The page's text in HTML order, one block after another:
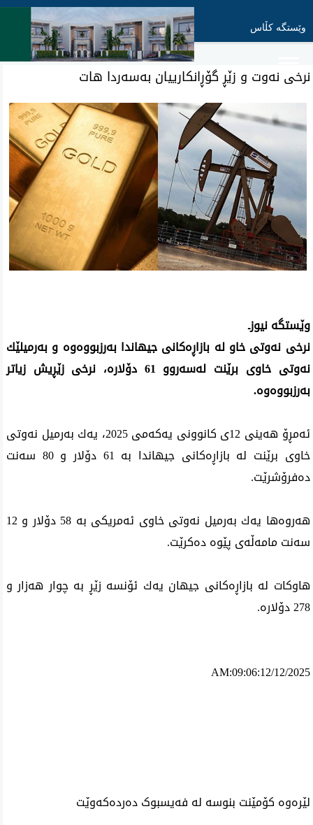
وێستگە کڵاس
نرخی نه‌وت و زێڕ گۆڕانكارییان به‌سه‌ردا هات
‌وێستگه‌ نیوزـ
نرخی نه‌وتی خاو له‌ بازاڕه‌كانی جیهاندا به‌رزبووه‌وه‌ و به‌رمیلێك
نه‌وتی‌ خاوی‌ برێنت له‌سه‌روو 61 دۆلاره‌، نرخی‌ زێڕیش زیاتر
به‌رزبووه‌وه‌.
ئه‌مڕۆ هه‌ینی‌‌‌‌‌‌ 12ی كانوونی‌ یه‌كه‌می‌ 2025، یه‌ك به‌رمیل نه‌وتی
خاوی برێنت له‌ بازاڕه‌كانی‌ جیهاندا به‌ 61 دۆلار و 80 سه‌نت
ده‌فرۆشرێت.
هه‌روه‌ها یه‌ك به‌رمیل نه‌وتی خاوی ئه‌مریكی به‌ 58 دۆلار و 12
سه‌نت مامه‌ڵه‌ی‌ پێوه‌ ده‌كرێت.
هاوكات له‌ بازاڕه‌كانی‌ جیهان یه‌ك ئۆنسه‌ زێڕ به‌ چوار هه‌زار و
278 دۆلاره‌.
AM:09:06:12/12/2025
لێرەوە کۆمێنت بنوسە لە فەیسبوک دەردەکەوێت